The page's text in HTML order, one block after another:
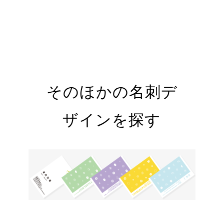
そのほかの名刺デ
ザインを探す